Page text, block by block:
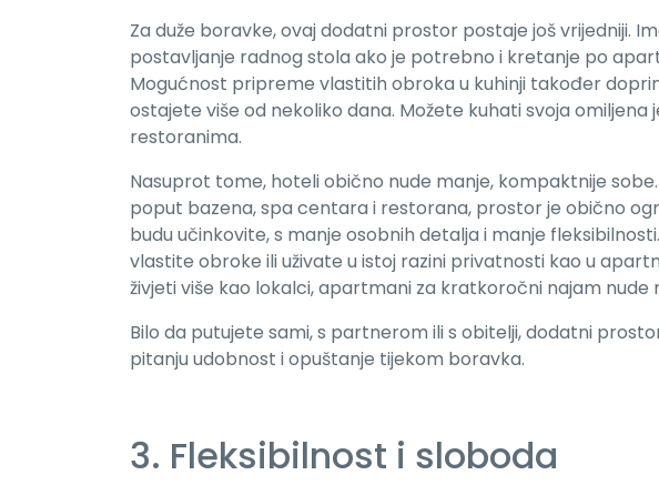
Za duže boravke, ovaj dodatni prostor postaje još vrijedniji.
postavljanje radnog stola ako je potrebno i kretanje po
Mogućnost pripreme vlastitih obroka u kuhinji također
ostajete više od nekoliko dana. Možete kuhati svoja
restoranima.
Nasuprot tome, hoteli obično nude manje, kompaktnije
poput bazena, spa centara i restorana, prostor je obično
budu učinkovite, s manje osobnih detalja i manje
vlastite obroke ili uživate u istoj razini privatnosti kao u
živjeti više kao lokalci, apartmani za kratkoročni najam
Bilo da putujete sami, s partnerom ili s obitelji, dodatni
pitanju udobnost i opuštanje tijekom boravka.
3. Fleksibilnost i sloboda